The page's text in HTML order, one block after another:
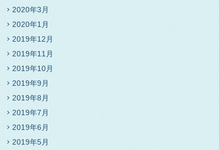
2020年3月
2020年1月
2019年12月
2019年11月
2019年10月
2019年9月
2019年8月
2019年7月
2019年6月
2019年5月